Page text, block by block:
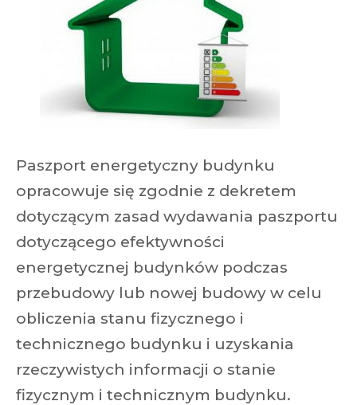
Paszport energetyczny budynku
opracowuje się zgodnie z dekretem
dotyczącym zasad wydawania paszportu
dotyczącego efektywności
energetycznej budynków podczas
przebudowy lub nowej budowy w celu
obliczenia stanu fizycznego i
technicznego budynku i uzyskania
rzeczywistych informacji o stanie
fizycznym i technicznym budynku.